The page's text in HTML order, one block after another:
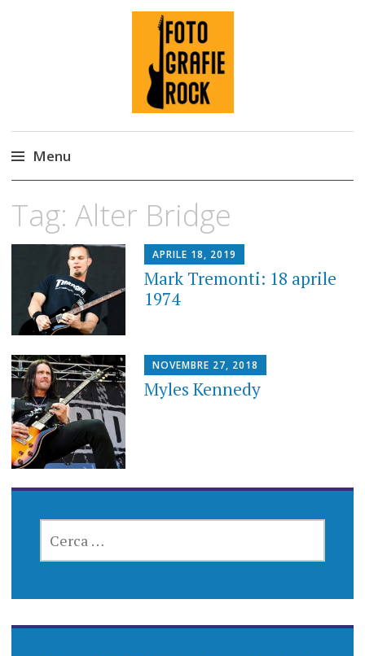
Fotografie ROCK
Menu
content
Tag: Alter Bridge
APRILE 18, 2019
Mark Tremonti: 18 aprile
1974
NOVEMBRE 27, 2018
Myles Kennedy
PER: